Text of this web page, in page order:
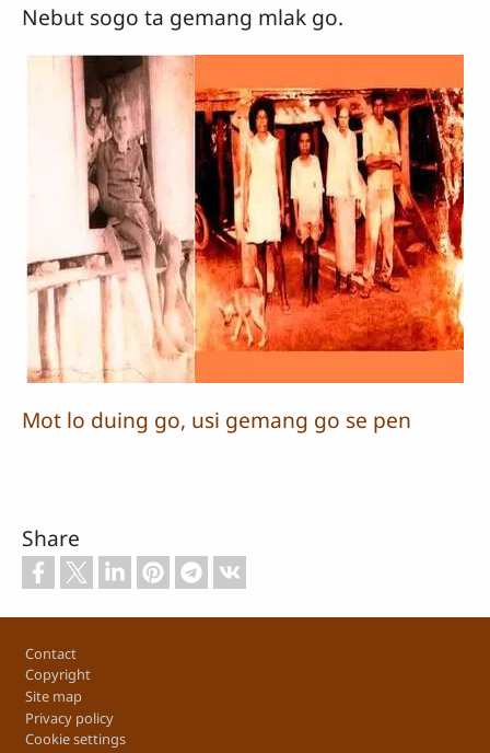
Nebut sogo ta gemang mlak go.
Mot lo duing go, usi gemang go se pen
Share
Footer
Contact
Copyright
Site map
Privacy policy
Cookie settings